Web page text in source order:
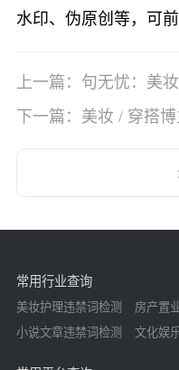
水印、伪原创等，可
上一篇：句无忧：美
溯，复盘更轻松
下一篇：美妆 / 穿搭
常用行业查询
美妆护理违禁词检测 房产置
小说文章违禁词检测
文化娱